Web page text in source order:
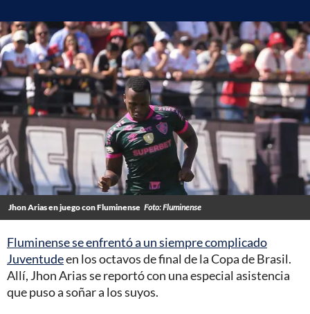
Jhon Arias en juego con Fluminense Foto: Fluminense
Fluminense se enfrentó a un siempre complicado
Juventudeen los octavos de final de la Copa de Brasil.
Allí, Jhon Arias se reportó con una especial asistencia
que puso a soñar a los suyos.